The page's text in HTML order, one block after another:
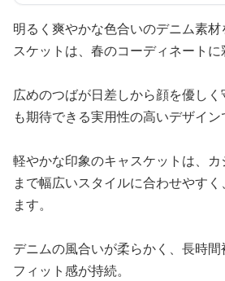
明るく爽やかな色合いのデニム素
スケットは、春のコーディネートに
広めのつばが日差しから顔を優し
も期待できる実用性の高いデザイン
軽やかな印象のキャスケットは、
まで幅広いスタイルに合わせやす
ます。
デニムの風合いが柔らかく、長時
フィット感が持続。